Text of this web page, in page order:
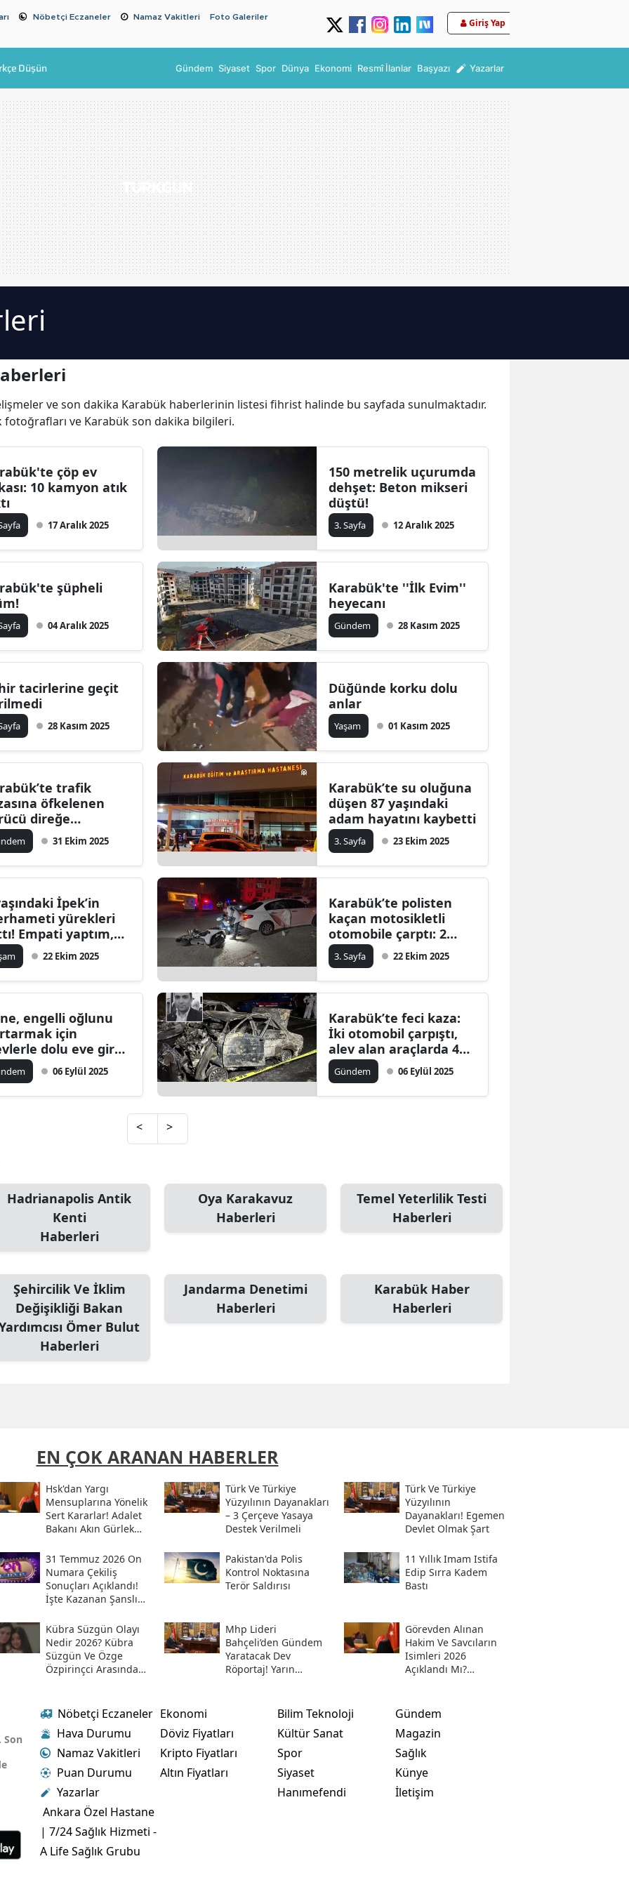
Nöbetçi Eczaneler Namaz Vakitleri
Foto Galeriler
Giriş Yap
Düşün Gündem Siyaset Spor Dünya Ekonomi Resmî İlanlar Başyazı Yazarlar
ve son dakika Karabük haberlerinin listesi fihrist halinde bu sayfada sunulmaktadır.
ve Karabük son dakika bilgileri.
çöp ev
10 kamyon atık
17 Aralık 2025
150 metrelik uçurumda
dehşet: Beton mikseri
düştü!
3. Sayfa 12 Aralık 2025
şüpheli
04 Aralık 2025
Karabük'te ''İlk Evim''
heyecanı
Gündem 28 Kasım 2025
tacirlerine geçit
28 Kasım 2025
Düğünde korku dolu
anlar
Yaşam 01 Kasım 2025
trafik
öfkelenen
direğe
Sanayi
gergin anlar
31 Ekim 2025
Karabük’te su oluğuna
düşen 87 yaşındaki
adam hayatını kaybetti
3. Sayfa 23 Ekim 2025
İpek’in
yürekleri
Empati yaptım,
kendi yerime
22 Ekim 2025
Karabük’te polisten
kaçan motosikletli
otomobile çarptı: 2
yaralı
3. Sayfa 22 Ekim 2025
engelli oğlunu
için
dolu eve girdi:
kamerada
06 Eylül 2025
Karabük’te feci kaza:
İki otomobil çarpıştı,
alev alan araçlarda 4
kişi yaşamını yitirdi
Gündem 06 Eylül 2025
< >
Hadrianapolis Antik
Kenti
Haberleri
Oya Karakavuz
Haberleri
Temel Yeterlilik Testi
Haberleri
Şehircilik Ve İklim
Değişikliği Bakan
Ömer Bulut
Haberleri
Jandarma Denetimi
Haberleri
Karabük Haber
Haberleri
EN ÇOK ARANAN HABERLER
Hsk'dan Yargı
Mensuplarına Yönelik
Sert Kararlar! Adalet
Bakanı Akın Gürlek
Hesabından Açıkladı
Türk Ve Türkiye
Yüzyılının Dayanakları
– 3 Çerçeve Yasaya
Destek Verilmeli
Türk Ve Türkiye
Yüzyılının
Dayanakları! Egemen
Devlet Olmak Şart
31 Temmuz 2026 On
Numara Çekiliş
Sonuçları Açıklandı!
İşte Kazanan Şanslı
Sorgulama Ekranı
Pakistan'da Polis
Kontrol Noktasına
Terör Saldırısı
11 Yıllık Imam Istifa
Edip Sırra Kadem
Bastı
Kübra Süzgün Olayı
Nedir 2026? Kübra
Süzgün Ve Özge
Özpirinçci Arasında
Mhp Lideri
Bahçeli’den Gündem
Yaratacak Dev
Röportaj! Yarın
Görevden Alınan
Hakim Ve Savcıların
Isimleri 2026
Açıklandı Mı?
Savcılar Isim Listesi
Son
Nöbetçi Eczaneler
Hava Durumu
Namaz Vakitleri
Puan Durumu
Yazarlar
Ankara Özel Hastane
| 7/24 Sağlık Hizmeti -
A Life Sağlık Grubu
Ekonomi
Döviz Fiyatları
Kripto Fiyatları
Altın Fiyatları
Bilim Teknoloji
Kültür Sanat
Spor
Siyaset
Hanımefendi
Gündem
Magazin
Sağlık
Künye
İletişim